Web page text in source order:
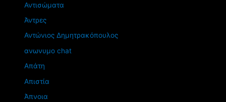
Αντισώματα
Άντρες
Αντώνιος Δημητρακόπουλος
ανωνυμο chat
Απάτη
Απιστία
Άπνοια